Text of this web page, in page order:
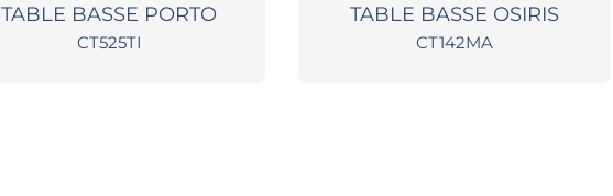
TABLE BASSE PORTO
CT525TI
TABLE BASSE OSIRIS
CT142MA